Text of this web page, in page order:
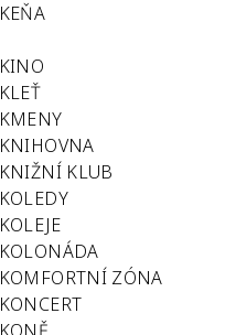
KEŇA
KINO
KLEŤ
KMENY
KNIHOVNA
KNIŽNÍ KLUB
KOLEDY
KOLEJE
KOLONÁDA
KOMFORTNÍ ZÓNA
KONCERT